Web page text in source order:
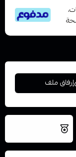
6 دفعات،
إرفاق ملف
نتميز بلجودة